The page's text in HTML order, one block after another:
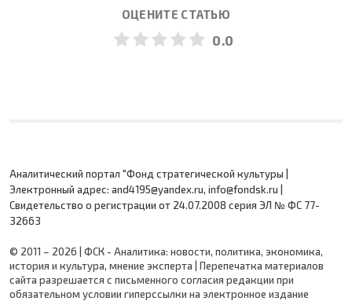
ОЦЕНИТЕ СТАТЬЮ
0.0
Аналитический портал "Фонд стратегической культуры |
Электронный адрес: and4195@yandex.ru, info@fondsk.ru |
Cвидетельство о регистрации от 24.07.2008 серия ЭЛ № ФС 77-
32663
© 2011 – 2026 | ФСК - Аналитика: новости, политика, экономика,
история и культура, мнение эксперта | Перепечатка материалов
сайта разрешается с письменного согласия редакции при
обязательном условии гиперссылки на электронное издание